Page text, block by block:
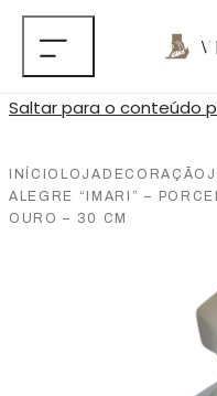
Saltar para o conteúdo
INÍCIO LOJA DECORAÇÃO
ALEGRE “IMARI” –
OURO – 30 CM